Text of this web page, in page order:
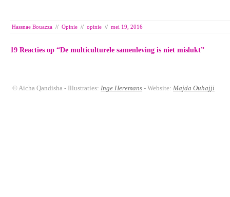
Hassnae Bouazza // Opinie // opinie // mei 19, 2016
19 Reacties op “De multiculturele samenleving is niet mislukt”
© Aicha Qandisha - Illustraties: Inge Heremans - Website: Majda Ouhajji